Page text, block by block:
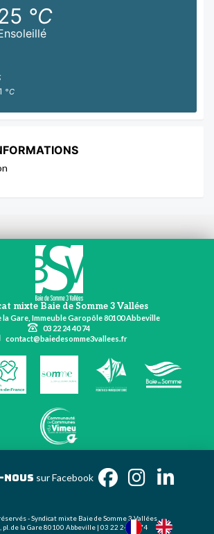
°C
°C
mixte Baie de Somme 3 Vallées
la Gare, Immeuble Garopôle 80100 Abbeville
03 22 24 40 74
contact@baiedesomme3vallees.fr
nous sur Faceboo
- Syndicat mixte Baie de Somme 3 Vallées
pl. de la Gare 80100 Abbeville | 03 22 24 40 74